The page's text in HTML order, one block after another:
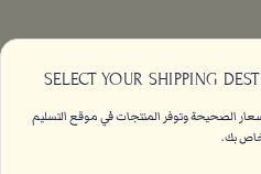
SELECT YOUR SHIPPING
الصحيحة وتوفر المنتجات في موقع التسليم
بك.